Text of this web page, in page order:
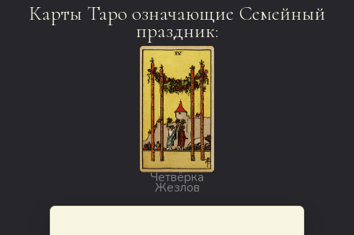
Карты Таро означающие Семейный
праздник:
Четвёрка
Жезлов